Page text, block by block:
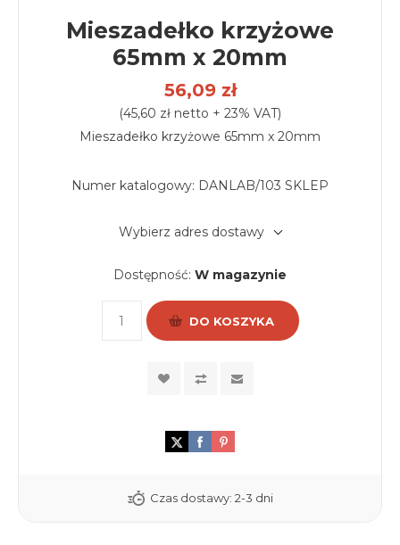
Mieszadełko krzyżowe
65mm x 20mm
56,09 zł
(45,60 zł netto + 23% VAT)
Mieszadełko krzyżowe 65mm x 20mm
Numer katalogowy: DANLAB/103 SKLEP
Wybierz adres dostawy
Dostępność: W magazynie
DO KOSZYKA
Czas dostawy: 2-3 dni